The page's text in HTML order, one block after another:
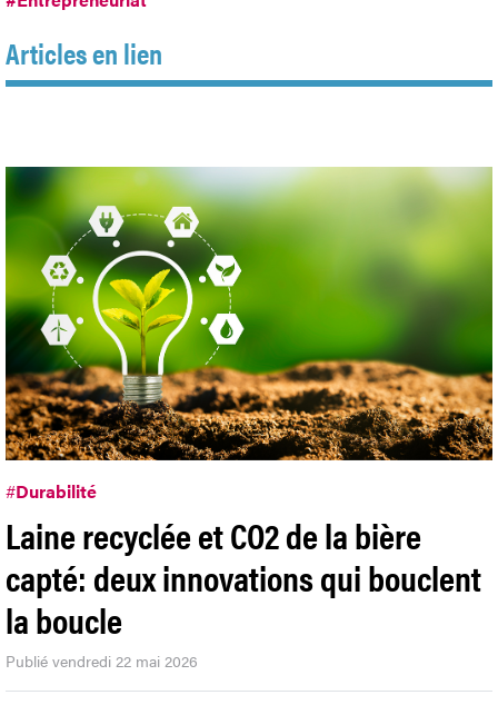
Articles en lien
#Durabilité
Laine recyclée et CO2 de la bière
capté: deux innovations qui bouclent
la boucle
Publié vendredi 22 mai 2026